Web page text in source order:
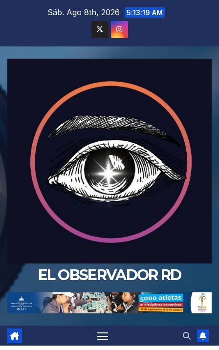
Sáb. Ago 8th, 2026 5:13:20 AM
EL OBSERVADOR RD